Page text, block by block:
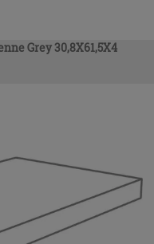
Grey 30,8X61,5X4